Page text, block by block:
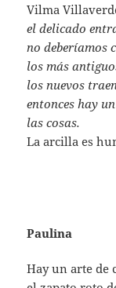
Vilma
el delicado
no deberíamos
los más
los nuevos
entonces hay
las cosas.
La arcilla es
Paulina
Hay un arte de